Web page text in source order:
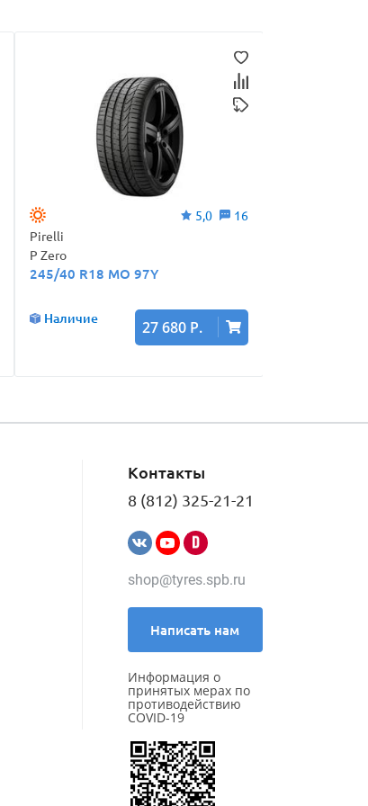
5,0
16
Pirelli
P Zero
245/40 R18 MO 97Y
Наличие 27 680 Р.
Контакты
8 (812) 325-21-21
shop@tyres.spb.ru
Написать нам
Информация о
принятых мерах по
противодействию
COVID-19